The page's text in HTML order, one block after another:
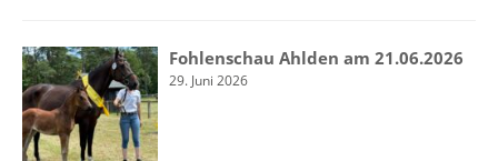
Fohlenschau Ahlden am 21.06.2026
29. Juni 2026